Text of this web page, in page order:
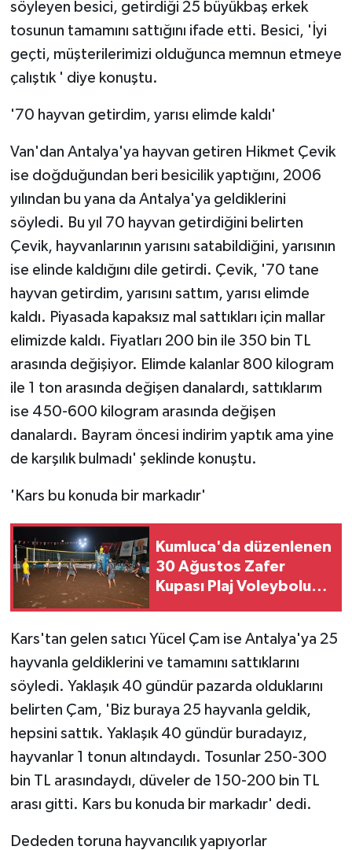
söyleyen besici, getirdiği 25 büyükbaş erkek
tosunun tamamını sattığını ifade etti. Besici, 'İyi
geçti, müşterilerimizi olduğunca memnun etmeye
çalıştık ' diye konuştu.
'70 hayvan getirdim, yarısı elimde kaldı'
Van'dan Antalya'ya hayvan getiren Hikmet Çevik
ise doğduğundan beri besicilik yaptığını, 2006
yılından bu yana da Antalya'ya geldiklerini
söyledi. Bu yıl 70 hayvan getirdiğini belirten
Çevik, hayvanlarının yarısını satabildiğini, yarısının
ise elinde kaldığını dile getirdi. Çevik, '70 tane
hayvan getirdim, yarısını sattım, yarısı elimde
kaldı. Piyasada kapaksız mal sattıkları için mallar
elimizde kaldı. Fiyatları 200 bin ile 350 bin TL
arasında değişiyor. Elimde kalanlar 800 kilogram
ile 1 ton arasında değişen danalardı, sattıklarım
ise 450-600 kilogram arasında değişen
danalardı. Bayram öncesi indirim yaptık ama yine
de karşılık bulmadı' şeklinde konuştu.
'Kars bu konuda bir markadır'
Kumluca'da düzenlenen
30 Ağustos Zafer
Kupası Plaj Voleybolu
Kars'tan gelen satıcı Yücel Çam ise Antalya'ya 25
hayvanla geldiklerini ve tamamını sattıklarını
söyledi. Yaklaşık 40 gündür pazarda olduklarını
belirten Çam, 'Biz buraya 25 hayvanla geldik,
hepsini sattık. Yaklaşık 40 gündür buradayız,
hayvanlar 1 tonun altındaydı. Tosunlar 250-300
bin TL arasındaydı, düveler de 150-200 bin TL
arası gitti. Kars bu konuda bir markadır' dedi.
Dededen toruna hayvancılık yapıyorlar